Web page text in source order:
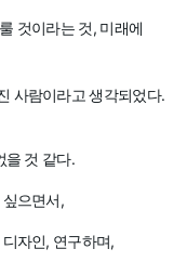
것이라는 것, 미래에
사람이라고 생각되었다.
을 것 같다.
으면서,
자인, 연구하며,